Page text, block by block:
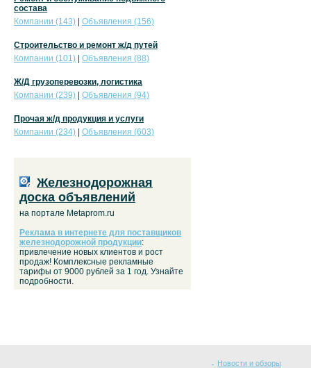
состава
Компании (143)
Объявления (156)
Строительство и ремонт ж/д путей
Компании (101)
Объявления (88)
Ж/Д грузоперевозки, логистика
Компании (239)
Объявления (94)
Прочая ж/д продукция и услуги
Компании (234)
Объявления (603)
Железнодорожная
доска объявлений
на портале Metaprom.ru
Реклама в интернете для поставщиков
железнодорожной продукции:
привлечение новых клиентов и рост
продаж! Комплексные рекламные
тарифы от 9000 рублей за 1 год. Узнайте
подробности.
Новости и обзоры